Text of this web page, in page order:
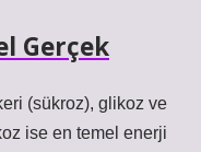
Gerçek
(sükroz), glikoz ve
ise en temel enerji